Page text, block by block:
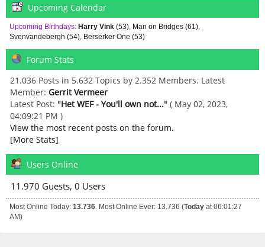
Upcoming Calendar
Upcoming Birthdays: Harry Vink(53), Man on Bridges (61),
Svenvandebergh (54), Berserker One (53)
Forum Stats
21.036 Posts in 5.632 Topics by 2.352 Members. Latest
Member: Gerrit Vermeer
Latest Post: "Het WEF - You'll own not..." ( May 02, 2023,
04:09:21 PM )
View the most recent posts on the forum.
[More Stats]
Users Online
11.970 Guests, 0 Users
Most Online Today: 13.736. Most Online Ever: 13.736 (Todayat 06:01:27
AM)